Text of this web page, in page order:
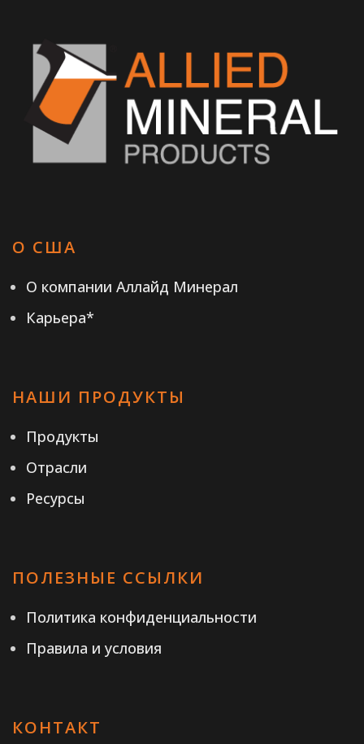
О США
О компании Аллайд Минерал
Карьера*
НАШИ ПРОДУКТЫ
Продукты
Отрасли
Ресурсы
ПОЛЕЗНЫЕ ССЫЛКИ
Политика конфиденциальности
Правила и условия
КОНТАКТ